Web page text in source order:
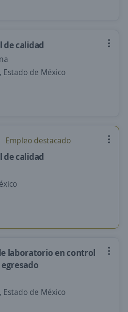
calidad
de México
Empleo destacado
calidad
laboratorio en control
de México